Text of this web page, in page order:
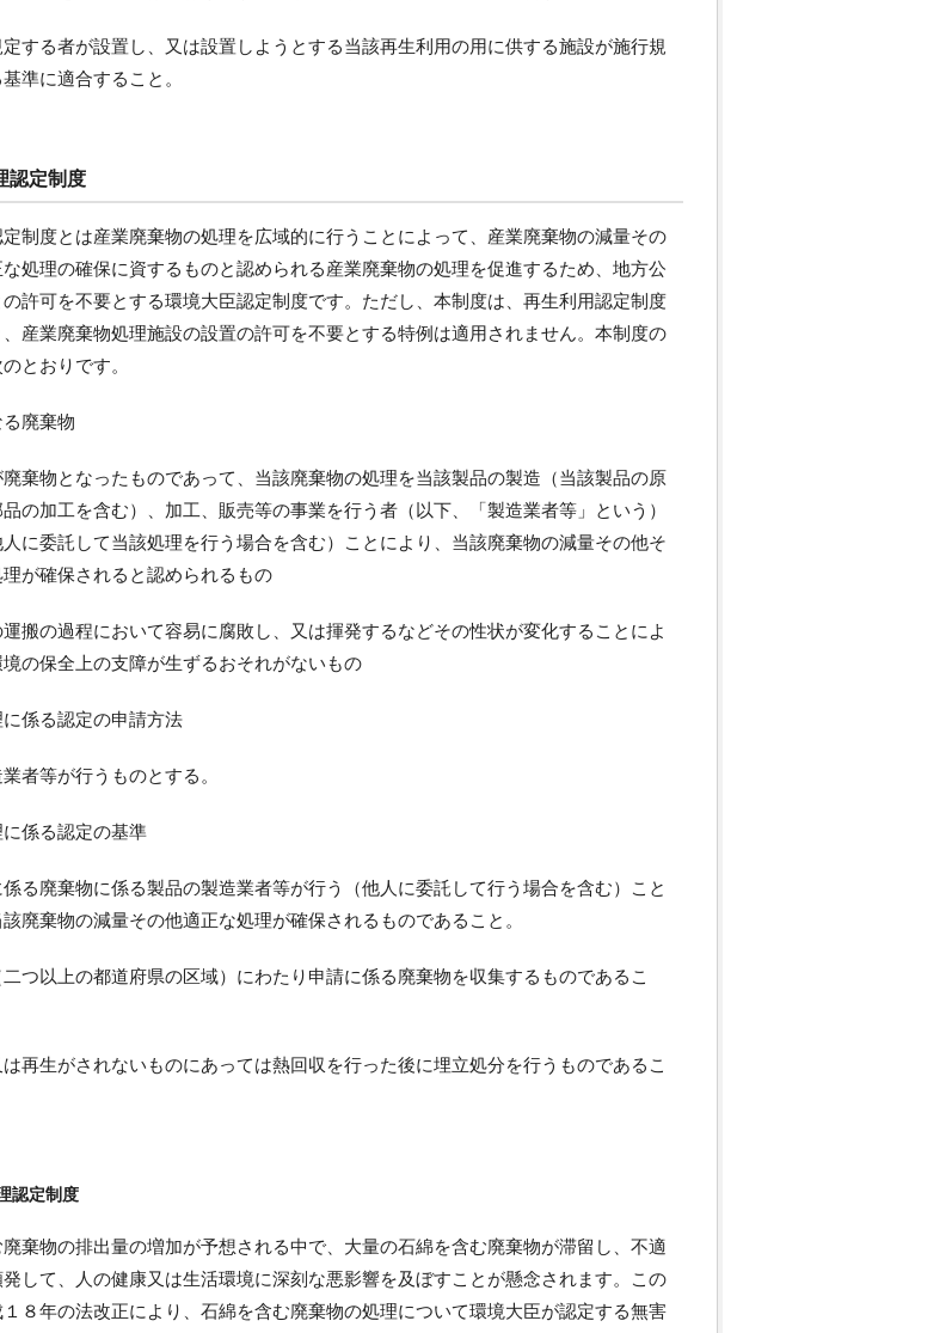
る者が設置し、又は設置しようとする当該再生利用の用に供する施設が施行規
準に適合すること。
認定制度
制度とは産業廃棄物の処理を広域的に行うことによって、産業廃棄物の減量その
処理の確保に資するものと認められる産業廃棄物の処理を促進するため、地方公
許可を不要とする環境大臣認定制度です。ただし、本制度は、再生利用認定制度
、産業廃棄物処理施設の設置の許可を不要とする特例は適用されません。本制度の
とおりです。
廃棄物
棄物となったものであって、当該廃棄物の処理を当該製品の製造（当該製品の原
の加工を含む）、加工、販売等の事業を行う者（以下、「製造業者等」という）
に委託して当該処理を行う場合を含む）ことにより、当該廃棄物の減量その他そ
が確保されると認められるもの
搬の過程において容易に腐敗し、又は揮発するなどその性状が変化することによ
境の保全上の支障が生ずるおそれがないもの
係る認定の申請方法
者等が行うものとする。
係る認定の基準
る廃棄物に係る製品の製造業者等が行う（他人に委託して行う場合を含む）こと
廃棄物の減量その他適正な処理が確保されるものであること。
つ以上の都道府県の区域）にわたり申請に係る廃棄物を収集するものであるこ
再生がされないものにあっては熱回収を行った後に埋立処分を行うものであるこ
認定制度
棄物の排出量の増加が予想される中で、大量の石綿を含む廃棄物が滞留し、不適
して、人の健康又は生活環境に深刻な悪影響を及ぼすことが懸念されます。この
８年の法改正により、石綿を含む廃棄物の処理について環境大臣が認定する無害